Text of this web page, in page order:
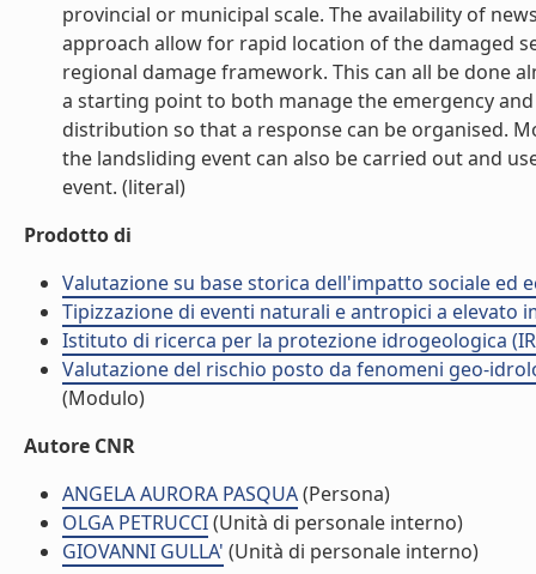
provincial or municipal scale. The availability of
approach allow for rapid location of the damaged
regional damage framework. This can all be done
a starting point to both manage the emergency
distribution so that a response can be organised.
the landsliding event can also be carried out and
event. (literal)
Prodotto di
Valutazione su base storica dell'impatto sociale ed
Tipizzazione di eventi naturali e antropici a elevato
Istituto di ricerca per la protezione idrogeologica
Valutazione del rischio posto da fenomeni geo-
(Modulo)
Autore CNR
ANGELA AURORA PASQUA(Persona)
OLGA PETRUCCI(Unità di personale interno)
GIOVANNI GULLA' (Unità di personale interno)